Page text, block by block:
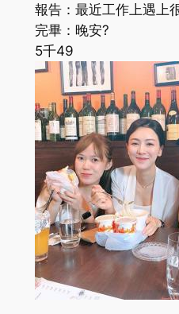
報告：最近工作上遇上
完畢：晚安?
5千49